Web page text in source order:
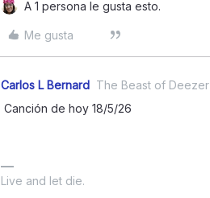
A 1 persona le gusta esto.
Me gusta
Carlos L Bernard The Beast of Deezer
Canción de hoy 18/5/26
Live and let die.